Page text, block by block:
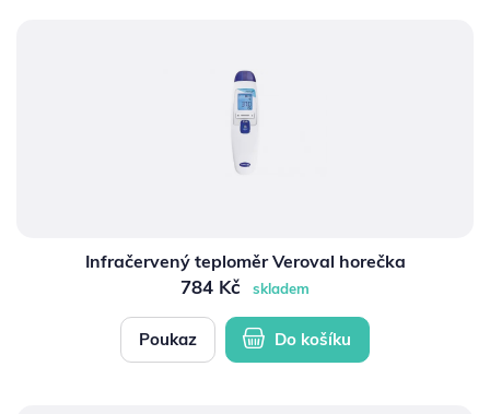
Infračervený teploměr Veroval horečka
784 Kč skladem
Poukaz Do košíku